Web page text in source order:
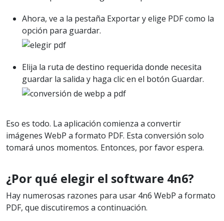
Ahora, ve a la pestaña Exportar y elige PDF como la
opción para guardar.
Elija la ruta de destino requerida donde necesita
guardar la salida y haga clic en el botón Guardar.
Eso es todo. La aplicación comienza a convertir
imágenes WebP a formato PDF. Esta conversión solo
tomará unos momentos. Entonces, por favor espera.
¿Por qué elegir el software 4n6?
Hay numerosas razones para usar 4n6 WebP a formato
PDF, que discutiremos a continuación.